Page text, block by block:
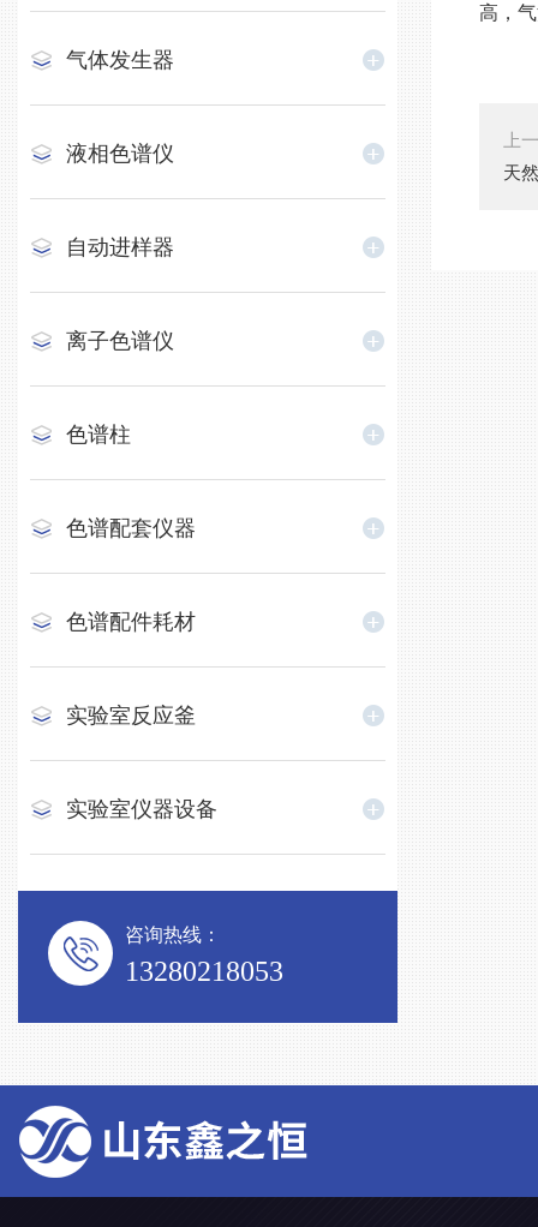
气体发生器
液相色谱仪
自动进样器
离子色谱仪
色谱柱
色谱配套仪器
色谱配件耗材
实验室反应釜
实验室仪器设备
咨询热线：
13280218053
高，
上
天